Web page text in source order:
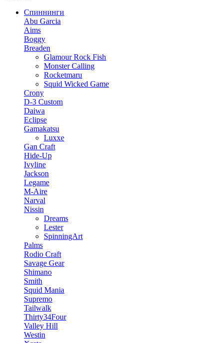
Спиннинги
Abu Garcia
Aims
Boggy
Breaden
Glamour Rock Fish
Monster Calling
Rocketmaru
Squid Wicked Game
Crony
D-3 Custom
Daiwa
Eclipse
Gamakatsu
Luxxe
Gan Craft
Hide-Up
Ivyline
Jackson
Legame
M-Aire
Narval
Nissin
Dreams
Lester
SpinningArt
Palms
Rodio Craft
Savage Gear
Shimano
Smith
Squid Mania
Supremo
Tailwalk
Thirty34Four
Valley Hill
Westin